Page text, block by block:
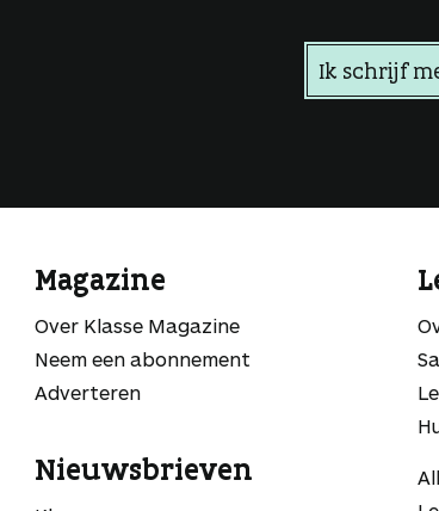
Ik schrijf
Magazine
Over Klasse Magazine
Neem een abonnement
Adverteren
Nieuwsbrieven